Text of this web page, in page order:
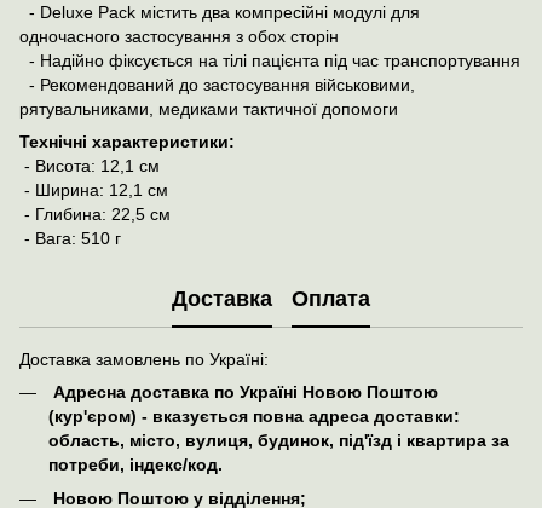
- Deluxe Pack містить два компресійні модулі для
одночасного застосування з обох сторін
- Надійно фіксується на тілі пацієнта під час транспортування
- Рекомендований до застосування військовими,
рятувальниками, медиками тактичної допомоги
Технічні характеристики:
- Висота: 12,1 см
- Ширина: 12,1 см
- Глибина: 22,5 см
- Вага: 510 г
Доставка Оплата
Доставка замовлень по Україні:
Адресна доставка по Україні Новою Поштою
(кур'єром) - вказується повна адреса доставки:
область, місто, вулиця, будинок, під'їзд і квартира за
потреби, індекс/код.
Новою Поштою у відділення;